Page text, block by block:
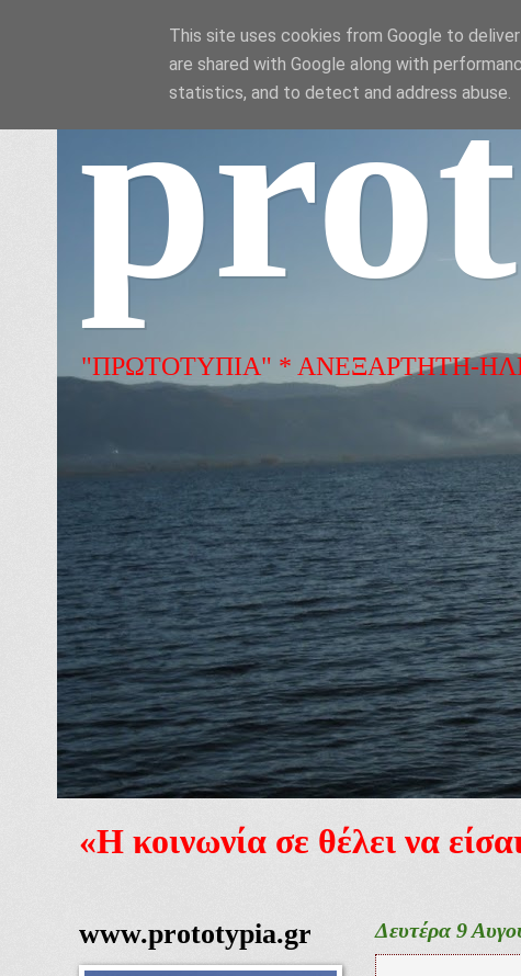
"ΠΡΩΤΟΤΥΠΙΑ" * ΑΝΕΞΑΡΤΗΤΗ-
«Η κοινωνία σε θέλει να
Δευτέρα 9
www.prototypia.gr
This site uses cookies from Google to
are shared with Google along with
statistics, and to detect and address abuse.